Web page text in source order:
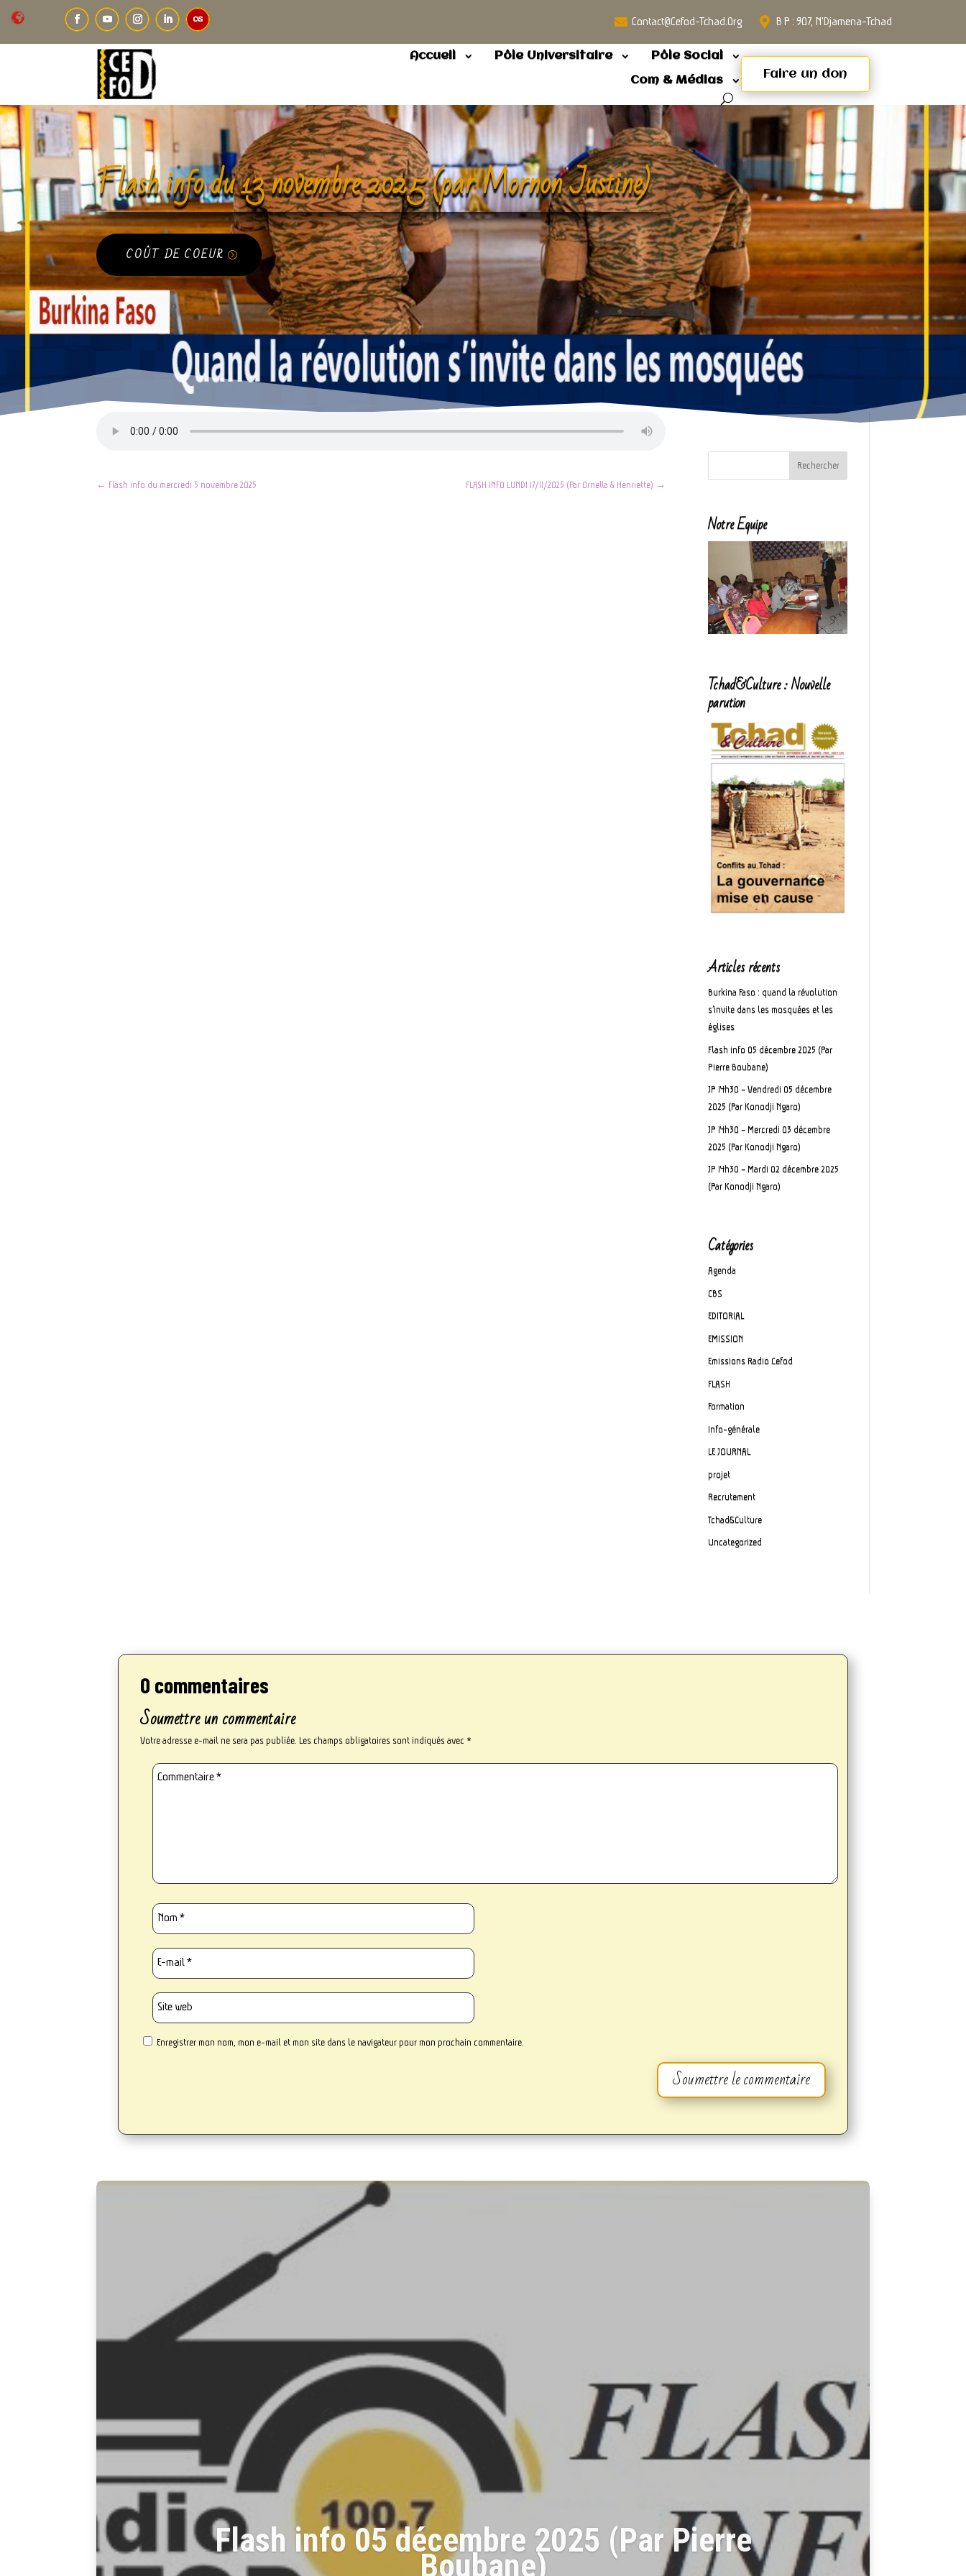
Contact@cefod-Tchad.org B P : 907, N'Djamena-Tchad
Accueil Pôle Universitaire
Pôle Social
Com & Médias
Faire un don
Flash info du 13 novembre 2025 (par Mornon Justine)
COÛT DE COEUR
← Flash info du mercredi 5 novembre 2025 FLASH INFO LUNDI 17/11/2025 (Par Ornella & Henriette) →
Notre Equipe
Tchad&Culture : Nouvelle
parution
Articles récents
Burkina Faso : quand la révolution
s’invite dans les mosquées et les
églises
Flash info 05 décembre 2025 (Par
Pierre Boubane)
JP 14h30 – Vendredi 05 décembre
2025 (Par Konodji Ngaro)
JP 14h30 – Mercredi 03 décembre
2025 (Par Konodji Ngaro)
JP 14h30 – Mardi 02 décembre 2025
(Par Konodji Ngaro)
Catégories
Agenda
CBS
EDITORIAL
EMISSION
Emissions Radio Cefod
FLASH
Formation
Info-générale
LE JOURNAL
projet
Recrutement
Tchad&Culture
Uncategorized
0 commentaires
Soumettre un commentaire
Votre adresse e-mail ne sera pas publiée. Les champs obligatoires sont indiqués avec *
Enregistrer mon nom, mon e-mail et mon site dans le navigateur pour mon prochain commentaire.
Soumettre le commentaire
FLASH INFO LUNDI 17/11/2025 (Par
Ornella & Henriette)